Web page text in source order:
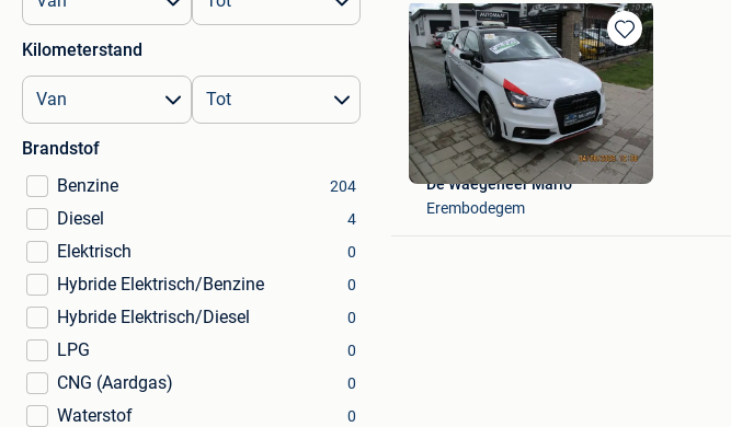
Kilometerstand
Brandstof
Benzine
204
Diesel 4
Elektrisch 0
Hybride Elektrisch/Benzine 0
Hybride Elektrisch/Diesel 0
LPG 0
CNG (Aardgas) 0
Waterstof 0
Bewaren
in
Mijn
Favorieten
De Waegeneer Mario
Erembodegem